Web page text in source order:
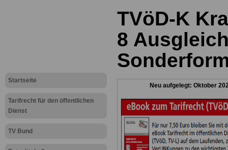
Startseite
Tarifrecht für den öffentlichen
Dienst
TV Bund
TVöD-K
8
Neu aufgelegt: Oktober